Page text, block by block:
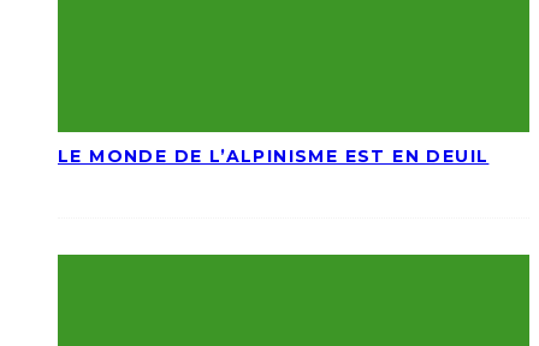
LE MONDE DE L’ALPINISME EST EN DEUIL